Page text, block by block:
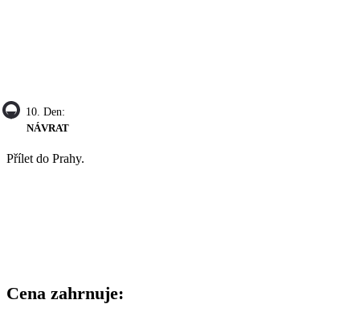
10. Den:
NÁVRAT
Přílet do Prahy.
Cena zahrnuje: